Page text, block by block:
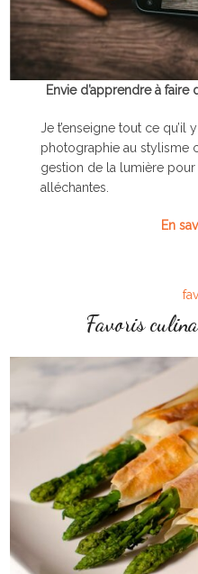
Envie d’apprendre à
Je t’enseigne tout ce qu’il
photographie au stylisme
gestion de la lumière
alléchantes.
En
Favoris